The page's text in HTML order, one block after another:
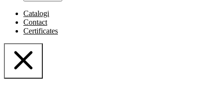
Catalogi
Contact
Certificates